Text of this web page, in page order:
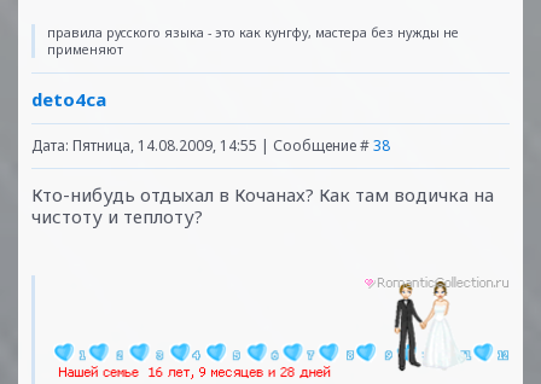
правила русского языка - это как кунгфу, мастера без нужды не
применяют
deto4ca
Дата: Пятница, 14.08.2009, 14:55 | Сообщение #38
Кто-нибудь отдыхал в Кочанах? Как там водичка на
чистоту и теплоту?